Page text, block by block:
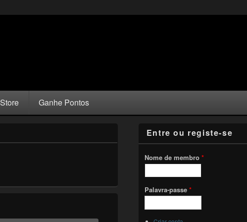
Store Ganhe Pontos
Entre ou registe-se
Nome de membro *
Palavra-passe *